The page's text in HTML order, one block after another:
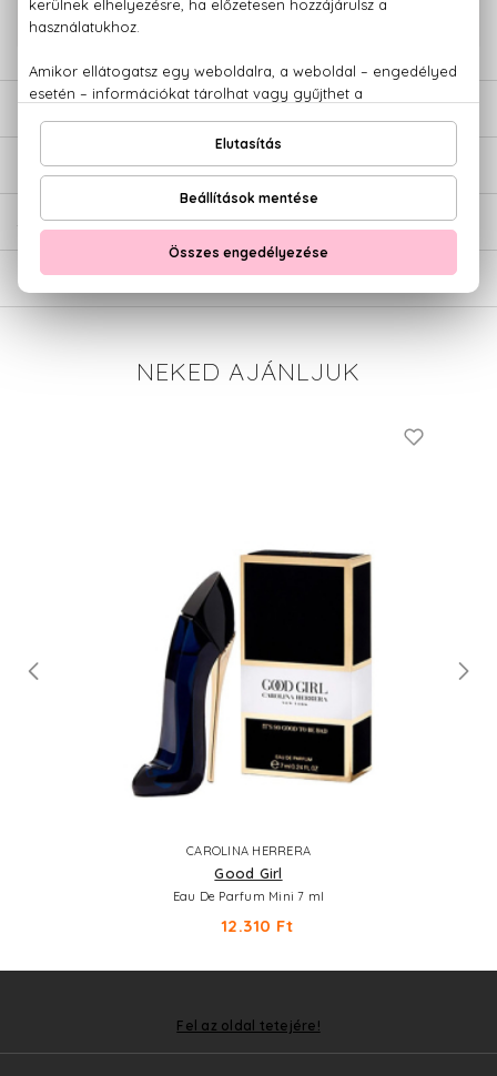
779 1926
LEÍRÁS
ÉRTÉKELÉSEK (0)
SZÁLLÍTÁS
NEKED AJÁNLJUK
CAROLINA HERRERA
Good Girl
Eau De Parfum Mini 7 ml
12.310 Ft
Fel az oldal tetejére!